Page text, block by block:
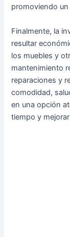
promoviendo
Finalmente, la
resultar
los muebles y
mantenimiento
reparaciones y
comodidad,
en una opción
tiempo y